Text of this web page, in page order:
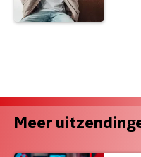
Meer